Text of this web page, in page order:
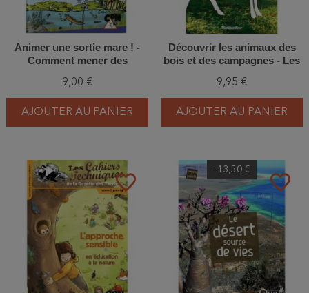
Animer une sortie mare ! -
Comment mener des
thème de la mare ?
9,00 €
AJOUTER AU PANIER
Découvrir les animaux des
bois et des campagnes - Les
protéger
9,95 €
AJOUTER AU PANIER
favorite_border favorite_border
-13,50 €